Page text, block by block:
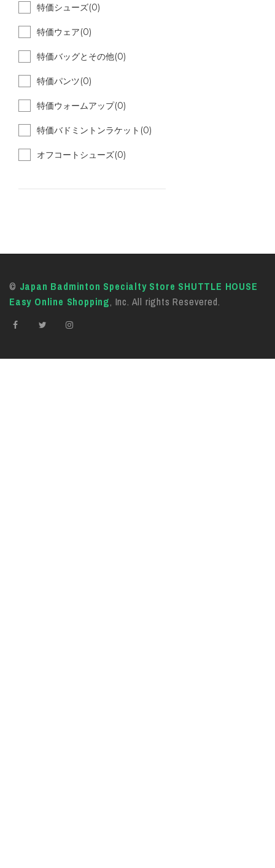
特価シューズ(0)
特価ウェア(0)
特価バッグとその他(0)
特価パンツ(0)
特価ウォームアップ(0)
特価バドミントンラケット(0)
オフコートシューズ(0)
© Japan Badminton Specialty Store SHUTTLE HOUSE
Easy Online Shopping, Inc. All rights Resevered.